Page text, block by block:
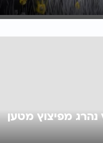
מפיצוץ מטען